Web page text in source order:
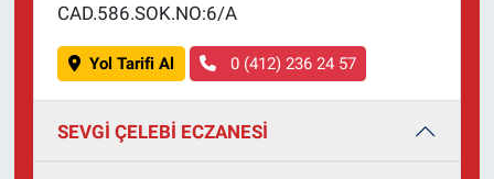
CAD.586.SOK.NO:6/A
Yol Tarifi Al 0 (412) 236 24 57
SEVGİ ÇELEBİ ECZANESİ